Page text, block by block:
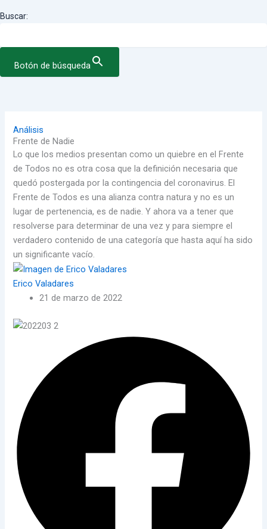
Buscar:
Botón de búsqueda
Análisis
Frente de Nadie
Lo que los medios presentan como un quiebre en el Frente
de Todos no es otra cosa que la definición necesaria que
quedó postergada por la contingencia del coronavirus. El
Frente de Todos es una alianza contra natura y no es un
lugar de pertenencia, es de nadie. Y ahora va a tener que
resolverse para determinar de una vez y para siempre el
verdadero contenido de una categoría que hasta aquí ha sido
un significante vacío.
Erico Valadares
21 de marzo de 2022